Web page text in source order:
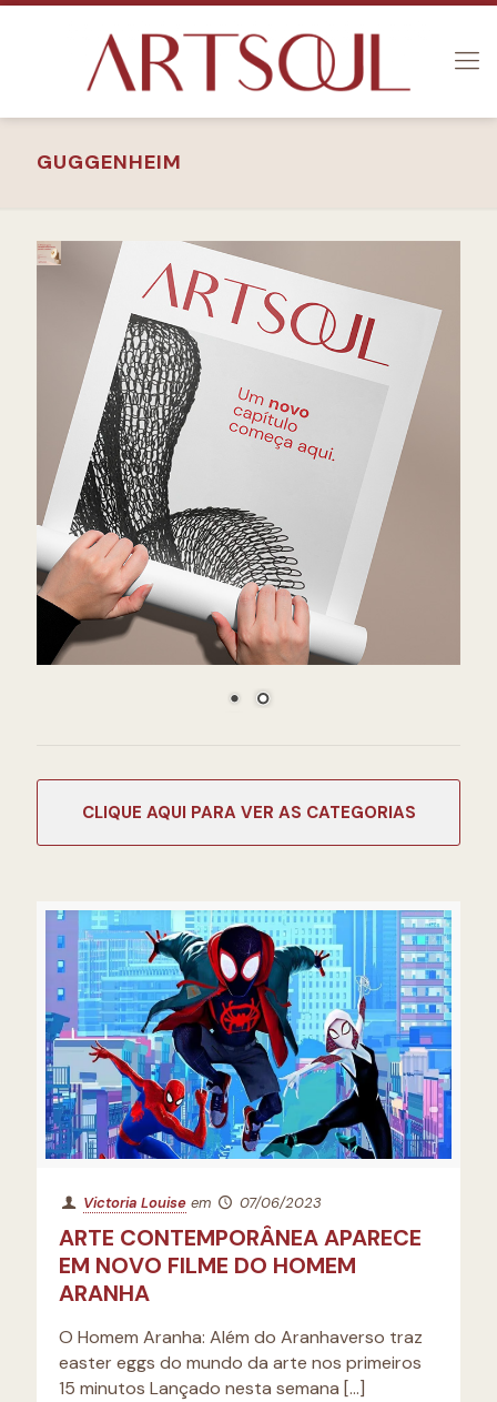
GUGGENHEIM
Victoria Louise em 07/06/2023
ARTE CONTEMPORÂNEA APARECE
EM NOVO FILME DO HOMEM
ARANHA
O Homem Aranha: Além do Aranhaverso traz
easter eggs do mundo da arte nos primeiros
15 minutos Lançado nesta semana […]
CATEGORIAS